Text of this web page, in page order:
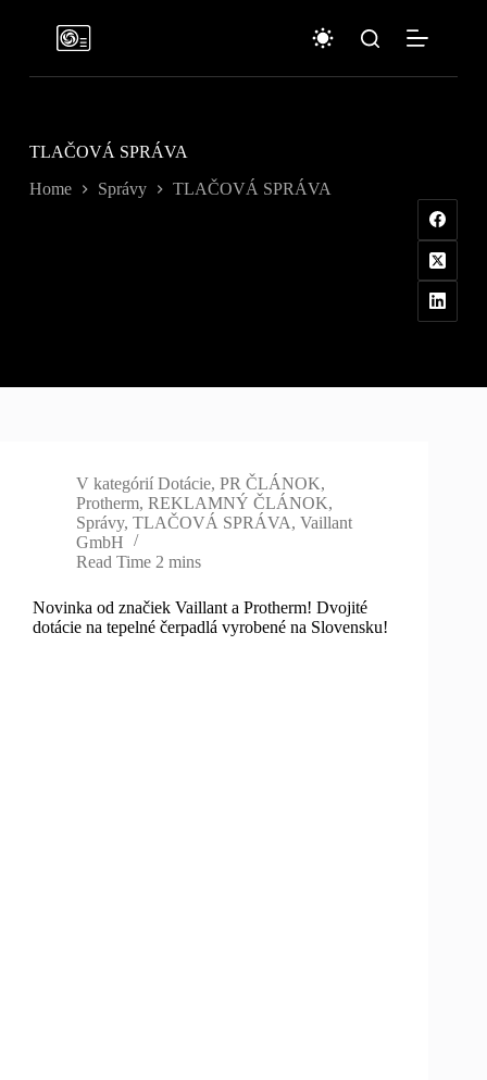
TLAČOVÁ SPRÁVA
Home Správy TLAČOVÁ SPRÁVA
V kategórií Dotácie,PR ČLÁNOK,
Protherm, REKLAMNÝ ČLÁNOK,
Správy, TLAČOVÁ SPRÁVA, Vaillant
GmbH
Read Time 2 mins
Novinka od značiek Vaillant a Protherm! Dvojité
dotácie na tepelné čerpadlá vyrobené na Slovensku!